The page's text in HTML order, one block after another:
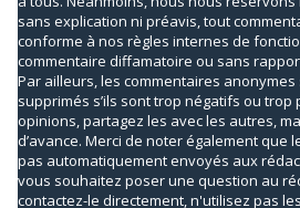
sans explication ni préavis, tout
conforme à nos règles internes de
commentaire diffamatoire ou sans
Par ailleurs, les commentaires
supprimés s’ils sont trop négatifs ou trop
opinions, partagez les avec les autres,
d’avance. Merci de noter également que
pas automatiquement envoyés aux
vous souhaitez poser une question au
contactez-le directement, n'utilisez pas